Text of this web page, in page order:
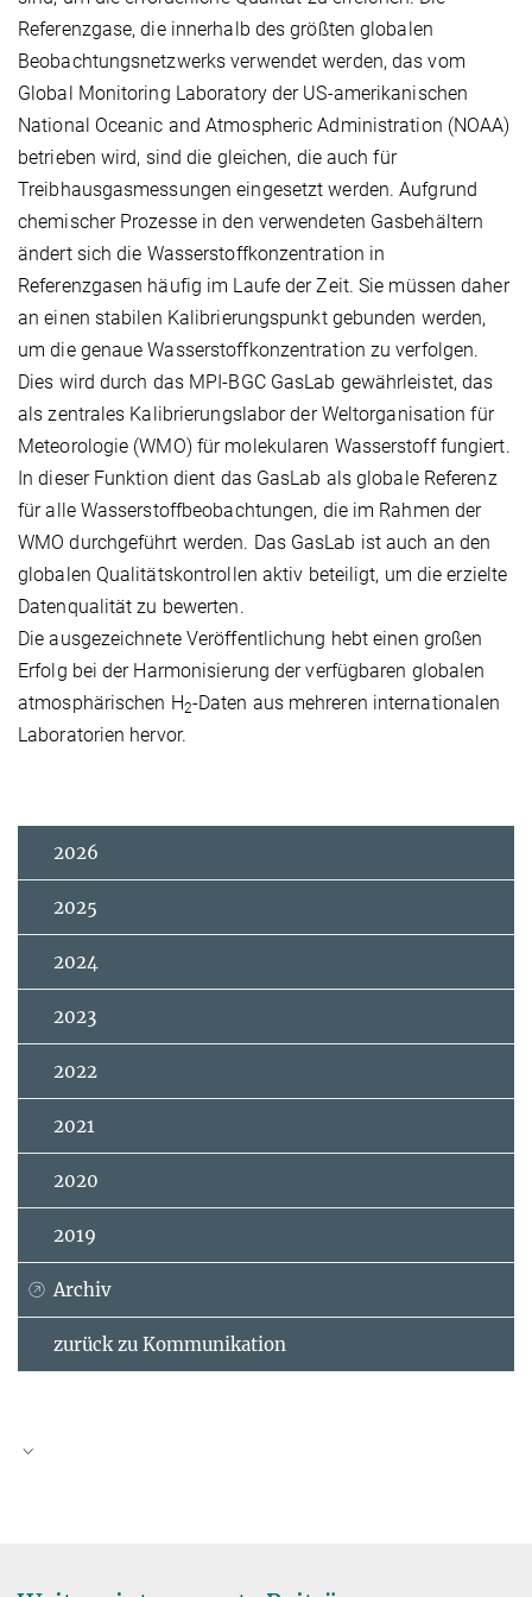
Referenzgase, die innerhalb des größten globalen
Beobachtungsnetzwerks verwendet werden, das vom
Global Monitoring Laboratory der US-amerikanischen
National Oceanic and Atmospheric Administration (NOAA)
betrieben wird, sind die gleichen, die auch für
Treibhausgasmessungen eingesetzt werden. Aufgrund
chemischer Prozesse in den verwendeten Gasbehältern
ändert sich die Wasserstoffkonzentration in
Referenzgasen häufig im Laufe der Zeit. Sie müssen daher
an einen stabilen Kalibrierungspunkt gebunden werden,
um die genaue Wasserstoffkonzentration zu verfolgen.
Dies wird durch das MPI-BGC GasLab gewährleistet, das
als zentrales Kalibrierungslabor der Weltorganisation für
Meteorologie (WMO) für molekularen Wasserstoff fungiert.
In dieser Funktion dient das GasLab als globale Referenz
für alle Wasserstoffbeobachtungen, die im Rahmen der
WMO durchgeführt werden. Das GasLab ist auch an den
globalen Qualitätskontrollen aktiv beteiligt, um die erzielte
Datenqualität zu bewerten.
Die ausgezeichnete Veröffentlichung hebt einen großen
Erfolg bei der Harmonisierung der verfügbaren globalen
atmosphärischen H2-Daten aus mehreren internationalen
Laboratorien hervor.
2026
2025
2024
2023
2022
2021
2020
2019
Archiv
zurück zu Kommunikation
armin.jordan@...